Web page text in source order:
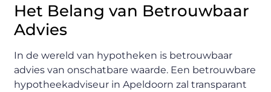
Het Belang van Betrouwbaar
Advies
In de wereld van hypotheken is betrouwbaar
advies van onschatbare waarde. Een betrouwbare
hypotheekadviseur in Apeldoorn zal transparant